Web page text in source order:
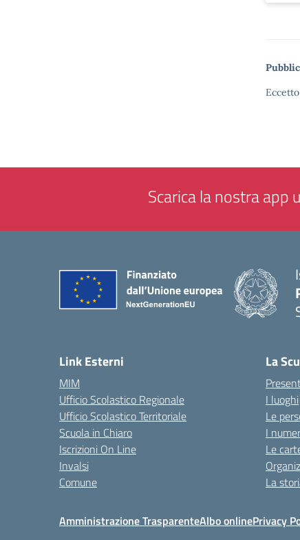
Scarica la nostra app
Link Esterni
MIM
Ufficio Scolastico Regionale
Ufficio Scolastico Territoriale
Scuola in Chiaro
Iscrizioni On Line
Invalsi
Comune
La
I luoghi
Le
I
Le
La
Amministrazione TrasparenteAlbo onlinePrivacy